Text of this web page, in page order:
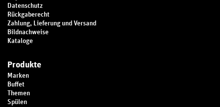
Datenschutz
Rückgaberecht
Zahlung, Lieferung und Versand
Bildnachweise
Kataloge
Produkte
Marken
Buffet
Themen
Spülen